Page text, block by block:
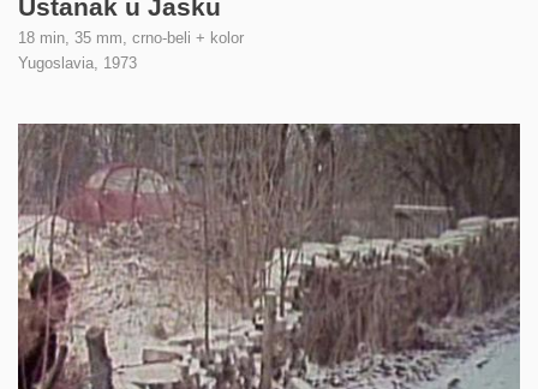
Ustanak u Jasku
18 min, 35 mm, crno-beli + kolor
Yugoslavia, 1973